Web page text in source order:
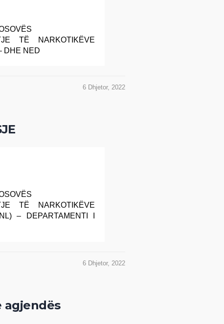
TË NARKOTIKËVE
DHE NED
6 Dhjetor, 2022
TË NARKOTIKËVE
– DEPARTAMENTI I
6 Dhjetor, 2022
agjendës